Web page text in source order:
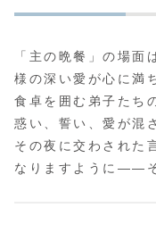
「主の晩餐」の場面
様の深い愛が心に満
食卓を囲む弟子たち
惑い、誓い、愛が混
その夜に交わされた
なりますように――